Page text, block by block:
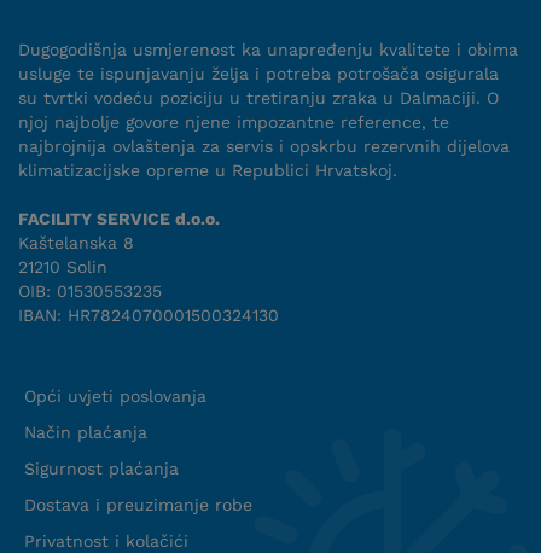
Dugogodišnja usmjerenost ka unapređenju kvalitete i obima
usluge te ispunjavanju želja i potreba potrošača osigurala
su tvrtki vodeću poziciju u tretiranju zraka u Dalmaciji. O
njoj najbolje govore njene impozantne reference, te
najbrojnija ovlaštenja za servis i opskrbu rezervnih dijelova
klimatizacijske opreme u Republici Hrvatskoj.
FACILITY SERVICE d.o.o.
Kaštelanska 8
21210 Solin
OIB: 01530553235
IBAN: HR7824070001500324130
Opći uvjeti poslovanja
Način plaćanja
Sigurnost plaćanja
Dostava i preuzimanje robe
Privatnost i kolačići